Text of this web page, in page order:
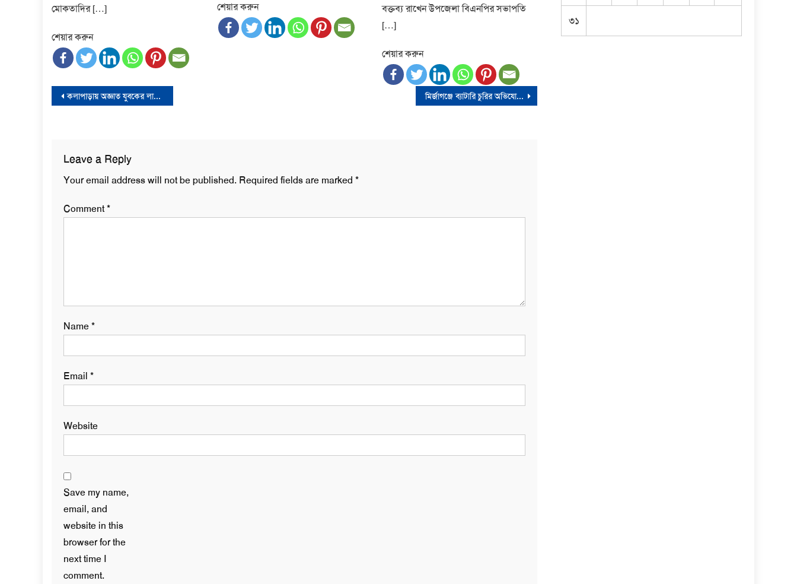
মোকতাদির […]
শেয়ার করুন
শেয়ার করুন
বক্তব্য রাখেন উপজেলা বিএনপির সভাপতি
[…]
শেয়ার করুন
Post
কলাপাড়ায় অজ্ঞাত যুবকের লাশ উদ্ধার মির্জাগঞ্জে ব্যাটারি চুরির অভিযোগে যুবক গ্রেপ্তার
Leave a Reply
Your email address will not be published. Required fields are marked *
Comment*
Name*
Email *
Website
Save my name,
email, and
website in this
browser for the
next time I
comment.
৩১